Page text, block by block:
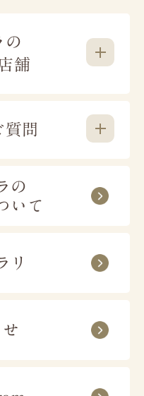
の
舗
東京多摩地域
質問
きますか？
14~16時／16~18時／
お選びいただけます。
かかりますか？
の
いて
リ